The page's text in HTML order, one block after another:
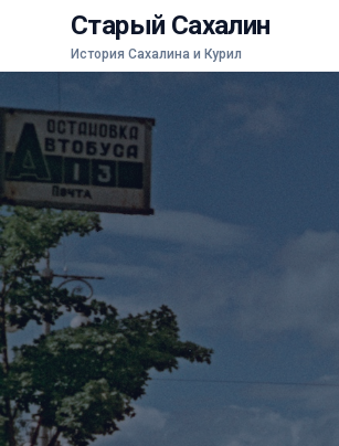
Старый Сахалин
История Сахалина и Курил